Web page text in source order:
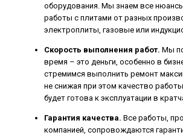
оборудования. Мы знаем все
работы с плитами от разных
электроплиты, газовые или
Скорость выполнения работ. Мы
время – это деньги, особенно в
стремимся выполнить ремонт
не снижая при этом качество
будет готова к эксплуатации в
Гарантия качества. Все работы,
компанией, сопровождаются